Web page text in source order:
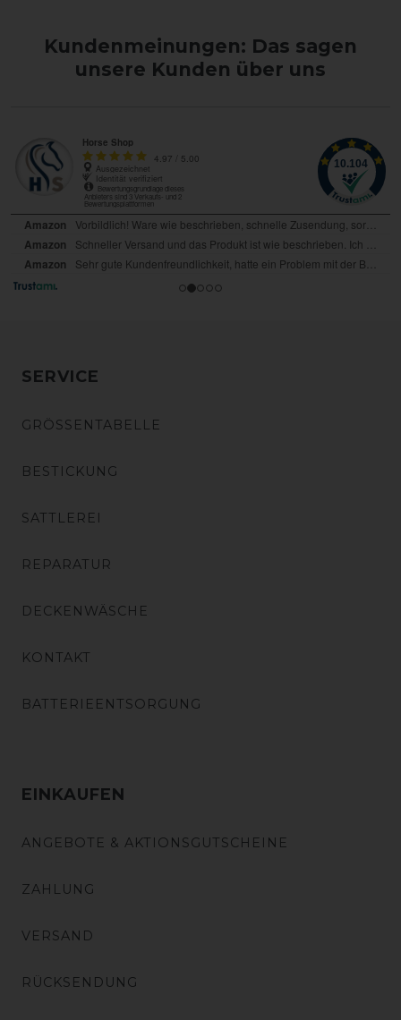
Kundenmeinungen: Das sagen
unsere Kunden über uns
SERVICE
GRÖSSENTABELLE
BESTICKUNG
SATTLEREI
REPARATUR
DECKENWÄSCHE
KONTAKT
BATTERIEENTSORGUNG
EINKAUFEN
ANGEBOTE & AKTIONSGUTSCHEINE
ZAHLUNG
VERSAND
RÜCKSENDUNG